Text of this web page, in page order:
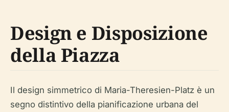
Design e Disposizione
della Piazza
Il design simmetrico di Maria-Theresien-Platz è un
segno distintivo della pianificazione urbana del